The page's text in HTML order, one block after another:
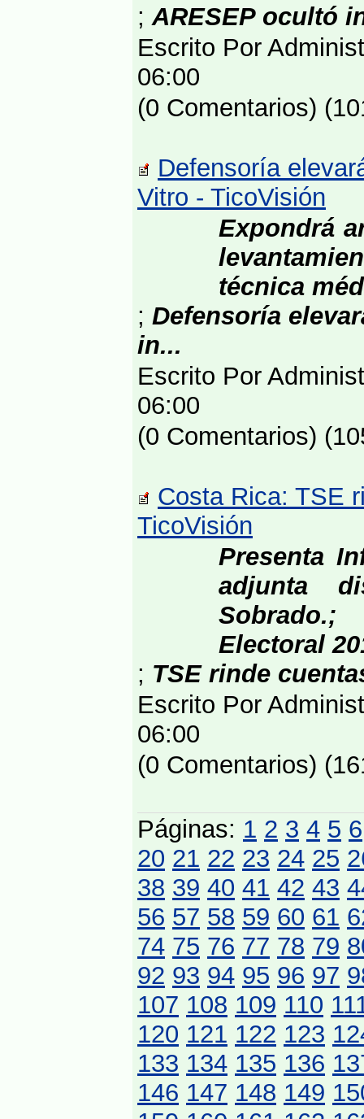
;ARESEP ocultó
Escrito Por
06:00
(0 Comentarios)
Defensoría
Vitro - TicoVisión
Expondrá
técnica
; Defensoría
in...
Escrito Por
06:00
(0 Comentarios)
Costa Rica: TSE
TicoVisión
Presenta
adjunta
Electoral
; TSE rinde
Escrito Por
06:00
(0 Comentarios)
Páginas: 1 2 3 4 5 6
20 21 22 23 24 25
38 39 40 41 42 43
56 57 58 59 60 61
74 75 76 77 78 79
92 93 94 95 96 97
107 108 109 110
120 121 122 123
133 134 135 136
146 147 148 149